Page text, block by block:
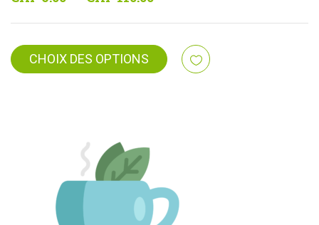
CHF 6.00
CHOIX DES OPTIONS